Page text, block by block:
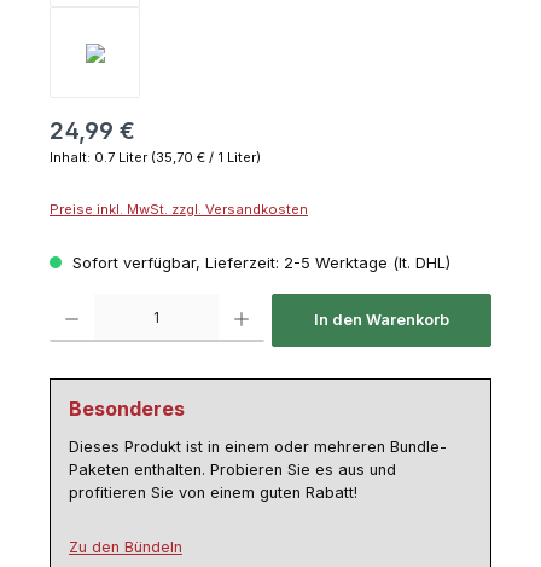
24,99 €
Inhalt: 0.7 Liter (35,70 € / 1 Liter)
Preise inkl. MwSt. zzgl. Versandkosten
Sofort verfügbar, Lieferzeit: 2-5 Werktage (lt. DHL)
In den Warenkorb
Besonderes
Dieses Produkt ist in einem oder mehreren Bundle-
Paketen enthalten. Probieren Sie es aus und
profitieren Sie von einem guten Rabatt!
Zu den Bündeln